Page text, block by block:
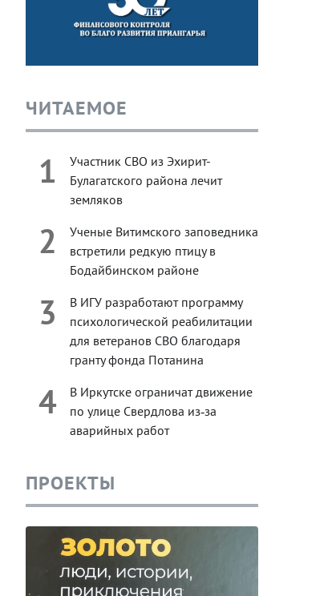
ЧИТАЕМОЕ
1
Участник СВО из Эхирит-
Булагатского района лечит
земляков
2
Ученые Витимского заповедника
встретили редкую птицу в
Бодайбинском районе
3
В ИГУ разработают программу
психологической реабилитации
для ветеранов СВО благодаря
гранту фонда Потанина
4
В Иркутске ограничат движение
по улице Свердлова из‑за
аварийных работ
ПРОЕКТЫ